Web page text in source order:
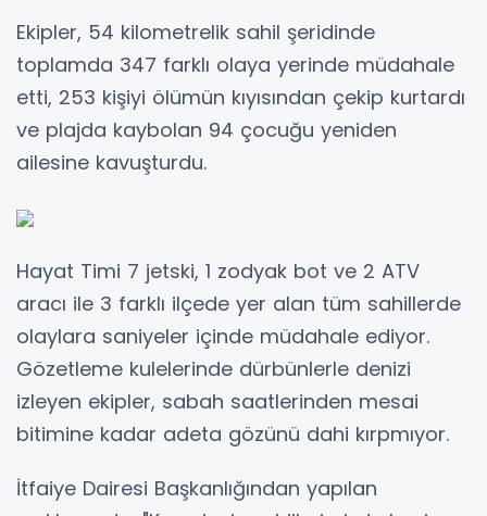
Ekipler, 54 kilometrelik sahil şeridinde
toplamda 347 farklı olaya yerinde müdahale
etti, 253 kişiyi ölümün kıyısından çekip kurtardı
ve plajda kaybolan 94 çocuğu yeniden
ailesine kavuşturdu.
Hayat Timi 7 jetski, 1 zodyak bot ve 2 ATV
aracı ile 3 farklı ilçede yer alan tüm sahillerde
olaylara saniyeler içinde müdahale ediyor.
Gözetleme kulelerinde dürbünlerle denizi
izleyen ekipler, sabah saatlerinden mesai
bitimine kadar adeta gözünü dahi kırpmıyor.
İtfaiye Dairesi Başkanlığından yapılan